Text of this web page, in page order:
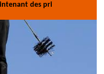
des pri